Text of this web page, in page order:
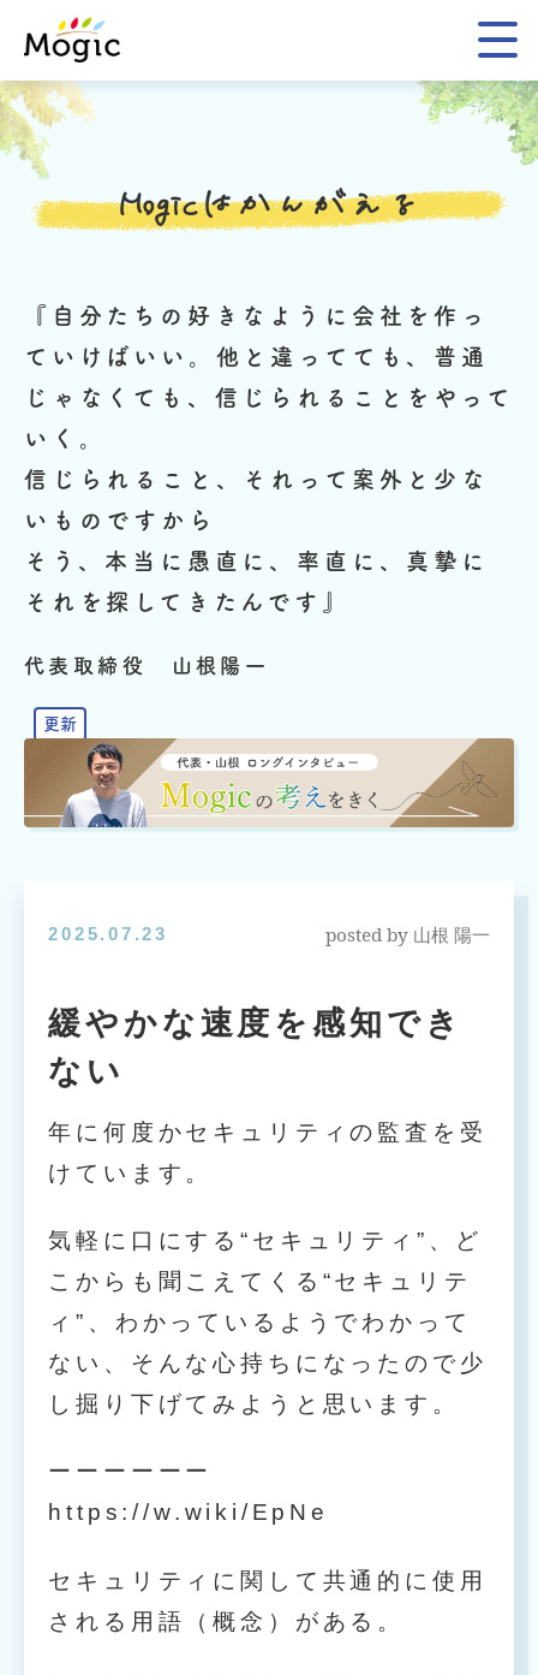
Mogic
Mogicはかんがえる
『自分たちの好きなように会社を作っ
ていけばいい。 他と違ってても、普通
じゃなくても、信じられることをやって
いく。
信じられること、それって案外と少な
いものですから
そう、本当に愚直に、率直に、真摯に
それを探してきたんです』
代表取締役 山根陽一
2025.07.23 posted by 山根 陽一
緩やかな速度を感知でき
ない
年に何度かセキュリティの監査を受
けています。
気軽に口にする“セキュリティ”、ど
こからも聞こえてくる“セキュリテ
ィ”、わかっているようでわかって
ない、そんな心持ちになったので少
し掘り下げてみようと思います。
ーーーーーー
https://w.wiki/EpNe
セキュリティに関して共通的に使用
される用語（概念）がある。